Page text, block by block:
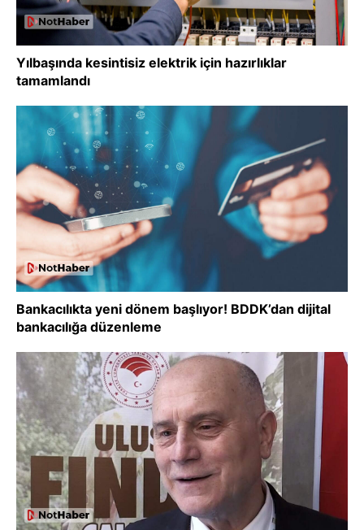
Yılbaşında kesintisiz elektrik için hazırlıklar
tamamlandı
Bankacılıkta yeni dönem başlıyor! BDDK’dan dijital
bankacılığa düzenleme